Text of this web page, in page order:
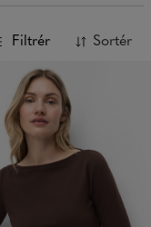
Filtrér Sortér